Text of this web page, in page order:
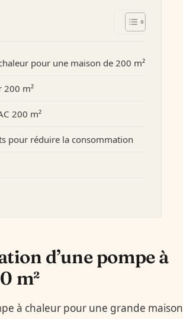
pour une maison de 200 m²
200 m²
200 m²
pour réduire la consommation
d’une pompe à
m²
à chaleur pour une grande maison